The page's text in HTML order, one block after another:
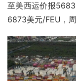
至美西运价报5683
6873美元/FEU，周